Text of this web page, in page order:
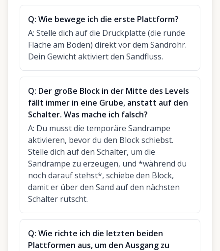
Q: Wie bewege ich die erste Plattform?
A: Stelle dich auf die Druckplatte (die runde
Fläche am Boden) direkt vor dem Sandrohr.
Dein Gewicht aktiviert den Sandfluss.
Q: Der große Block in der Mitte des Levels
fällt immer in eine Grube, anstatt auf den
Schalter. Was mache ich falsch?
A: Du musst die temporäre Sandrampe
aktivieren, bevor du den Block schiebst.
Stelle dich auf den Schalter, um die
Sandrampe zu erzeugen, und *während du
noch darauf stehst*, schiebe den Block,
damit er über den Sand auf den nächsten
Schalter rutscht.
Q: Wie richte ich die letzten beiden
Plattformen aus, um den Ausgang zu